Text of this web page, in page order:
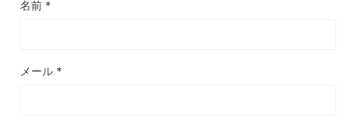
名前 *
メール *